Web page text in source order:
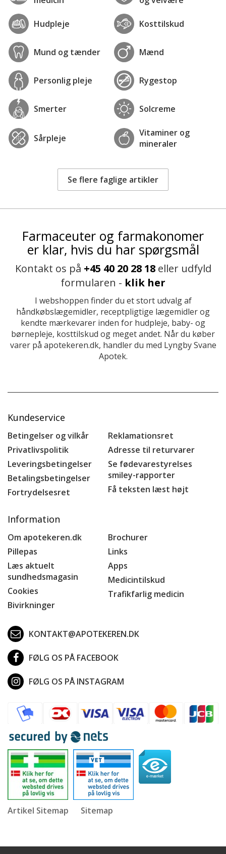
Hudpleje Kosttilskud
Mund og tænder Mænd
Personlig pleje Rygestop
Smerter Solcreme
Sårpleje
Vitaminer og
mineraler
Se flere faglige artikler
Farmaceuter og farmakonomer
er klar, hvis du har spørgsmål
Kontakt os på +45 40 20 28 18eller udfyld
formularen - klik her
I webshoppen finder du et stort udvalg af
håndkøbslægemidler, receptpligtige lægemidler og
kendte mærkevarer inden for hudpleje, baby- og
børnepleje, kosttilskud og meget andet. Når du køber
varer på apotekeren.dk, handler du med Lyngby Svane
Apotek.
Kundeservice
Betingelser og vilkår
Privatlivspolitik
Leveringsbetingelser
Betalingsbetingelser
Fortrydelsesret
Reklamationsret
Adresse til returvarer
Se fødevarestyrelses
smiley-rapporter
Få teksten læst højt
Information
Om apotekeren.dk
Pillepas
Læs aktuelt
sundhedsmagasin
Cookies
Bivirkninger
Brochurer
Links
Apps
Medicintilskud
Trafikfarlig medicin
KONTAKT@APOTEKEREN.DK
FØLG OS PÅ FACEBOOK
FØLG OS PÅ INSTAGRAM
Artikel Sitemap Sitemap